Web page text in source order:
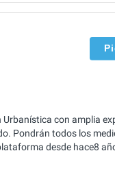
con amplia
Pondrán todos los
desde hace8